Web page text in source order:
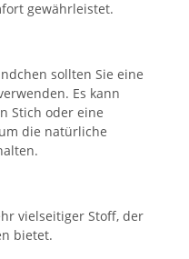
gewährleistet.
sollten Sie eine
Es kann
Stich oder eine
die natürliche
vielseitiger Stoff, der
bietet.